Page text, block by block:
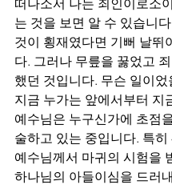
떠나소서 나는 죄인이로소
는 것을 보면 알 수 있습니
것이 횡재였다면 기뻐 날뛰
다. 그러나 무릎을 꿇었고
했던 것입니다. 무슨 일이었
지금 누가는 앞에서부터 지
예수님은 누구신가에 초점
술하고 있는 중입니다. 특히
예수님께서 마귀의 시험을
하나님의 아들이심을 드러